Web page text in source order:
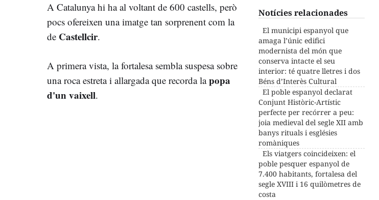
Notícies relacionades
El municipi espanyol que
amaga l’únic edifici
modernista del món que
conserva intacte el seu
interior: té quatre lletres i dos
Béns d’Interès Cultural
El poble espanyol declarat
Conjunt Històric-Artístic
perfecte per recórrer a peu:
joia medieval del segle XII amb
banys rituals i esglésies
romàniques
Els viatgers coincideixen: el
poble pesquer espanyol de
7.400 habitants, fortalesa del
segle XVIII i 16 quilòmetres de
costa
A Catalunya hi ha al voltant de 600 castells, però
pocs ofereixen una imatge tan sorprenent com la
de Castellcir.
A primera vista, la fortalesa sembla suspesa sobre
una roca estreta i allargada que recorda lapopa
d'un vaixell.